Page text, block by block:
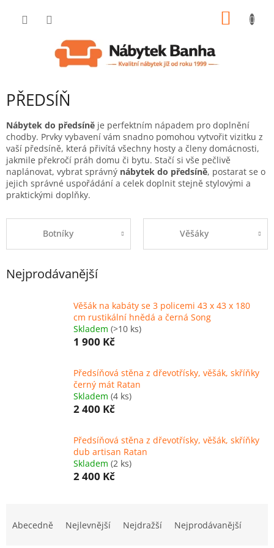
PŘEDSÍŇ
Nábytek do předsíně je perfektním nápadem pro doplnění
chodby. Prvky vybavení vám snadno pomohou vytvořit vizitku z
vaší předsíně, která přivítá všechny hosty a členy domácnosti,
jakmile překročí práh domu či bytu. Stačí si vše pečlivě
naplánovat, vybrat správný nábytek do předsíně, postarat se o
jejich správné uspořádání a celek doplnit stejně stylovými a
praktickými doplňky.
Botníky Věšáky
Nejprodávanější
Věšák na kabáty se 3 policemi 43 x 43 x 180
cm rustikální hnědá a černá Song
Skladem (>10 ks)
1 900 Kč
Předsíňová stěna z dřevotřísky, věšák, skříňky
černý mát Ratan
Skladem (4 ks)
2 400 Kč
Předsíňová stěna z dřevotřísky, věšák, skříňky
dub artisan Ratan
Skladem (2 ks)
2 400 Kč
Abecedně Nejlevnější Nejdražší Nejprodávanější